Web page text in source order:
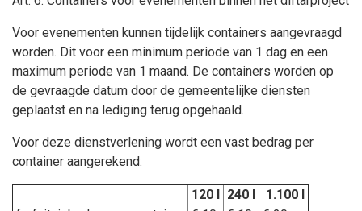
Voor evenementen kunnen tijdelijk containers aangevraagd
worden. Dit voor een minimum periode van 1 dag en een
maximum periode van 1 maand. De containers worden op
de gevraagde datum door de gemeentelijke diensten
geplaatst en na lediging terug opgehaald.
Voor deze dienstverlening wordt een vast bedrag per
container aangerekend:
120 l 240 l
1.100 l